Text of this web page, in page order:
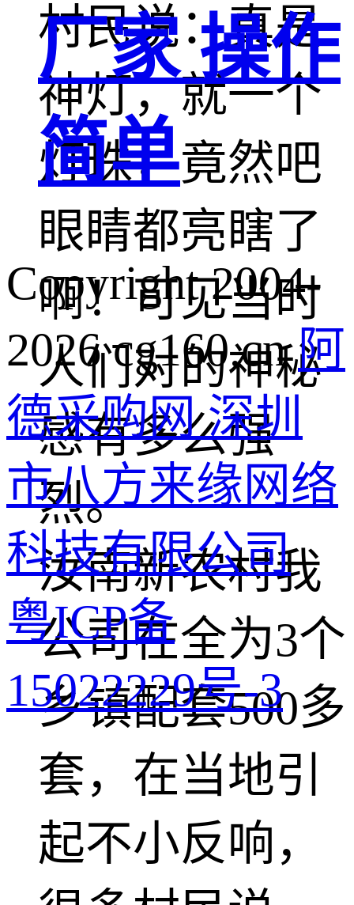
村民说：真是
神灯，就一个
灯珠，竟然吧
眼睛都亮瞎了
啊！可见当时
人们对的神秘
感有多么强
烈。
汝南新农村我
公司在全为3个
乡镇配套500多
套，在当地引
起不小反响，
厂家 操作
简单
Copyright 2004-
2026 cg160.cn阿
德采购网 深圳
市八方来缘网络
科技有限公司
粤ICP备
15022229号-3